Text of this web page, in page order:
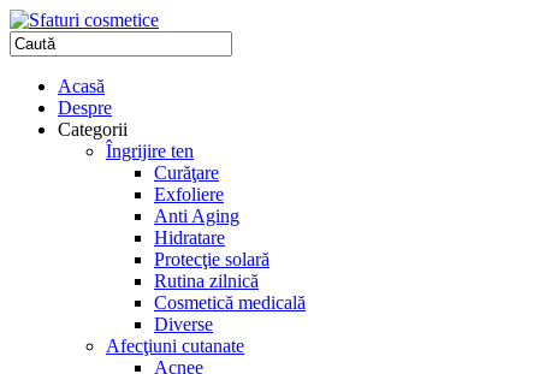
Acasă
Despre
Categorii
Îngrijire ten
Curăţare
Exfoliere
Anti Aging
Hidratare
Protecţie solară
Rutina zilnică
Cosmetică medicală
Diverse
Afecţiuni cutanate
Acnee